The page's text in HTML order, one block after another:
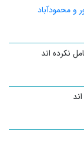
و محمودآباد
نکرده اند